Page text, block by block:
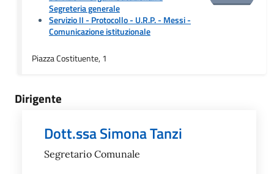
Segreteria generale
Servizio II - Protocollo - U.R.P. - Messi-
Comunicazione istituzionale
Piazza Costituente, 1
Dirigente
Dott.ssa Simona Tanzi
Segretario Comunale